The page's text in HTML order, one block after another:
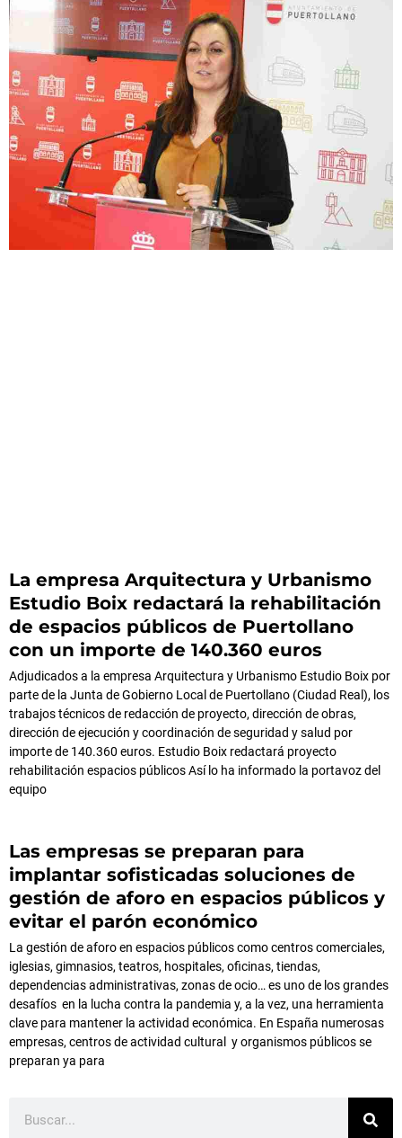
La empresa Arquitectura y Urbanismo
Estudio Boix redactará la rehabilitación
de espacios públicos de Puertollano
con un importe de 140.360 euros
Adjudicados a la empresa Arquitectura y Urbanismo Estudio Boix por
parte de la Junta de Gobierno Local de Puertollano (Ciudad Real), los
trabajos técnicos de redacción de proyecto, dirección de obras,
dirección de ejecución y coordinación de seguridad y salud por
importe de 140.360 euros. Estudio Boix redactará proyecto
rehabilitación espacios públicos Así lo ha informado la portavoz del
equipo
Las empresas se preparan para
implantar sofisticadas soluciones de
gestión de aforo en espacios públicos y
evitar el parón económico
La gestión de aforo en espacios públicos como centros comerciales,
iglesias, gimnasios, teatros, hospitales, oficinas, tiendas,
dependencias administrativas, zonas de ocio… es uno de los grandes
desafíos en la lucha contra la pandemia y, a la vez, una herramienta
clave para mantener la actividad económica. En España numerosas
empresas, centros de actividad cultural y organismos públicos se
preparan ya para